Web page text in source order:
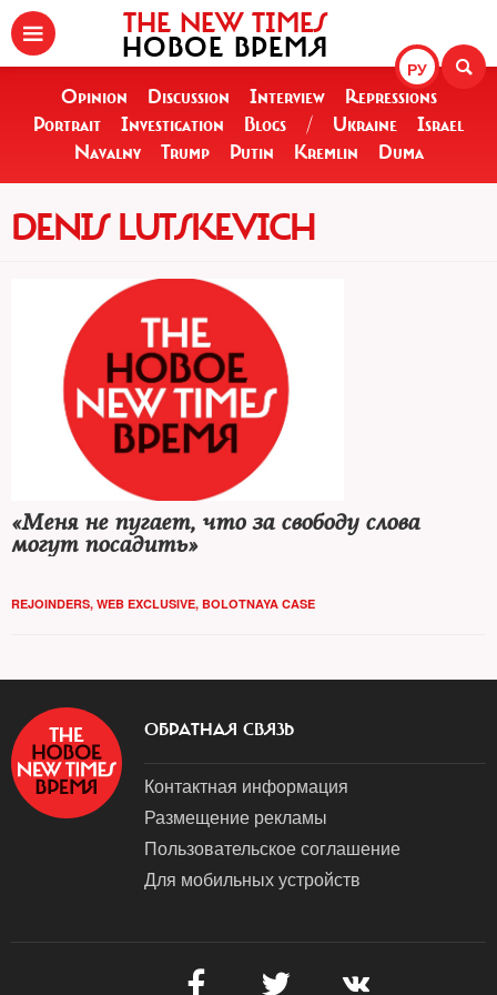
РУ
THE NEW TIMES
НОВОЕ ВРЕМЯ
Opinion Discussion Interview
Repressions
Portrait
Investigation Blogs / Ukraine
Israel
Navalny
Trump Putin Kremlin Duma
DENIS LUTSKEVICH
«Меня не пугает, что за свободу слова
могут посадить»
REJOINDERS, WEB EXCLUSIVE, BOLOTNAYA CASE
ОБРАТНАЯ СВЯЗЬ
Контактная информация
Размещение рекламы
Пользовательское соглашение
Для мобильных устройств